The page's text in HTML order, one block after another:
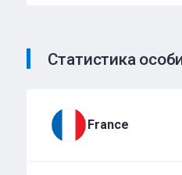
Статистика
France